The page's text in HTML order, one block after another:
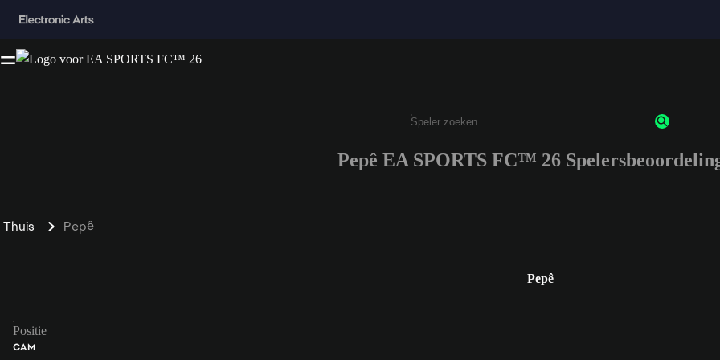
Enter a minimum of 3 characters or numbers
Pepê EA SPORTS FC™ 26
Thuis Pepê
Pepê
Positie
CAM